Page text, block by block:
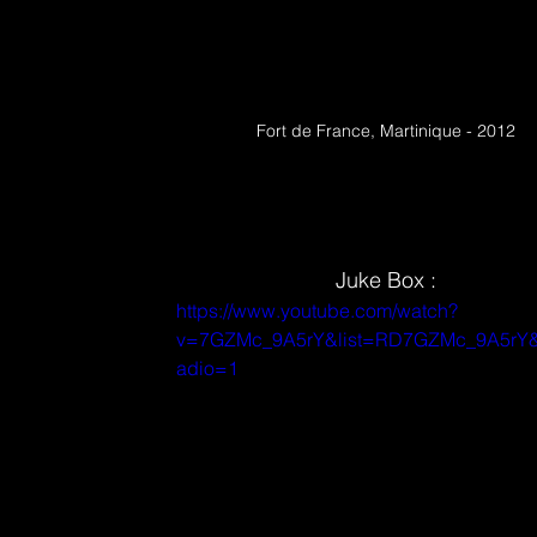
Fort de France, Martinique - 2012
Juke Box :
https://www.youtube.com/watch?
adio=1